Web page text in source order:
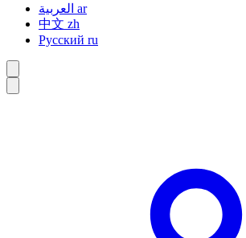
ar
中文 zh
Русский ru